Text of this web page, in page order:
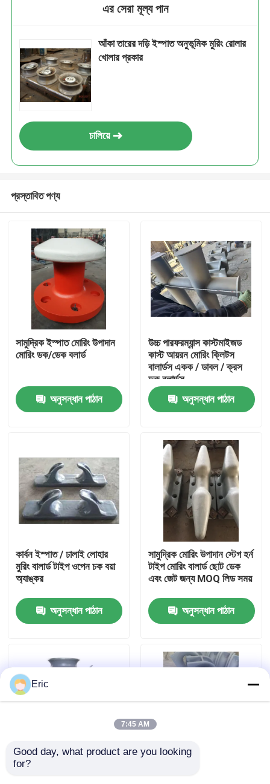
পণ্য
আমাদের সম্পর্কে
কারখানা ভ্রমণ
মান নিয়ন্ত্রণ
আমাদের সাথে যোগাযোগ করুন
উদ্ধৃতির জন্য আবেদন
Company News
এর সেরা মূল্য পান
আঁকা তারের দড়ি ইস্পাত অনুভূমিক মুরিং রোলার
খোলার প্রকার
চালিয়ে
প্রস্তাবিত পণ্য
সামুদ্রিক ইস্পাত মোরিং উপাদান
মোরিং ডক/ডেক বলার্ড
অনুসন্ধান পাঠান
উচ্চ পারফরম্যান্স কাস্টমাইজড
কাস্ট আয়রন মোরিং ক্লিটস
বালার্ডস একক / ডাবল / ক্রস
ডক বলার্ডস
অনুসন্ধান পাঠান
কার্বন ইস্পাত / ঢালাই লোহার
মুরিং বালার্ড টাইপ ওপেন চক বয়া
অ্যাঙ্কর
অনুসন্ধান পাঠান
সামুদ্রিক মোরিং উপাদান স্টেগ হর্ন
টাইপ মোরিং বালার্ড ছোট ডেক
এবং জেট জন্য MOQ লিড সময়
অনুসন্ধান পাঠান
একক রোলার ফায়ারলিডস ক্লিট
Eric
7:45 AM
Good day, what product are you looking
for?